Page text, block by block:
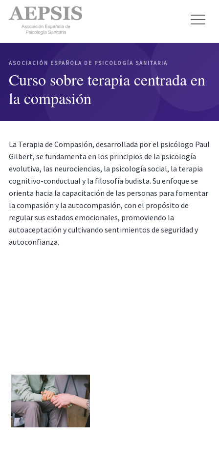
ASOCIACIÓN ESPAÑOLA DE PSICOLOGÍA SANITARIA
Curso sobre terapia centrada en
la compasión
La Terapia de Compasión, desarrollada por el psicólogo Paul
Gilbert, se fundamenta en los principios de la psicología
evolutiva, las neurociencias, la psicología social, la terapia
cognitivo-conductual y la filosofía budista. Su enfoque se
orienta hacia la capacitación de las personas para fomentar
la compasión y la autocompasión, con el propósito de
regular sus estados emocionales, promoviendo la
autoaceptación y cultivando sentimientos de seguridad y
autoconfianza.